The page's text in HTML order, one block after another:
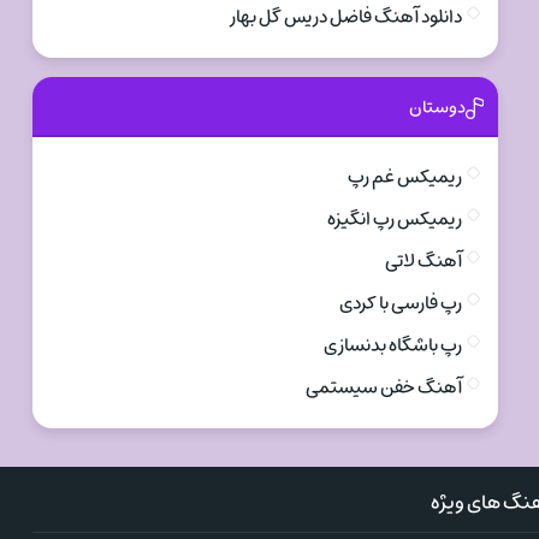
دانلود آهنگ فاضل دریس گل بهار
دوستان
ریمیکس غم رپ
ریمیکس رپ انگیزه
آهنگ لاتی
رپ فارسی با کردی
رپ باشگاه بدنسازی
آهنگ خفن سیستمی
های ویژه